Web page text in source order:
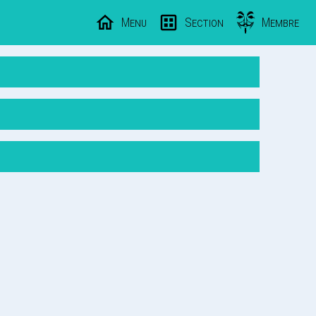
Menu Section Membre